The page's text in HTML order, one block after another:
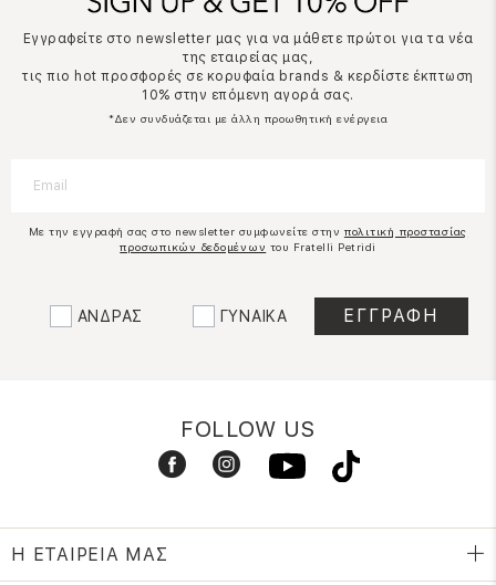
Εγγραφείτε στο newsletter μας για να μάθετε πρώτοι για τα νέα
της εταιρείας μας,
τις πιο hot προσφορές σε κορυφαία brands & κερδίστε έκπτωση
10% στην επόμενη αγορά σας.
*Δεν συνδυάζεται με άλλη προωθητική ενέργεια
Με την εγγραφή σας στο newsletter συμφωνείτε στην πολιτική προστασίας
προσωπικών δεδομένων του Fratelli Petridi
ΑΝΔΡΑΣ ΓΥΝΑΙΚΑ
FOLLOW US
Η ΕΤΑΙΡΕΙΑ ΜΑΣ